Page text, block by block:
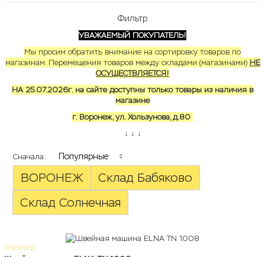
Фильтр
УВАЖАЕМЫЙ ПОКУПАТЕЛЬ!
Мы просим обратить внимание на сортировку товаров по
магазинам. Перемещения товаров между складами (магазинами) НЕ
ОСУЩЕСТВЛЯЕТСЯ!
НА 25.07.2026г. на сайте доступны только товары из наличия в
магазине
г. Воронеж, ул. Хользунова, д.80
↓ ↓ ↓
Сначала: Популярные
ВОРОНЕЖ
Склад Бабяково
Склад Солнечная